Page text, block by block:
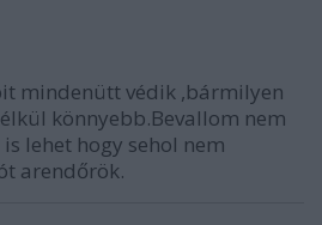
mindenütt védik ,bármilyen
könnyebb.Bevallom nem
lehet hogy sehol nem
arendőrök.